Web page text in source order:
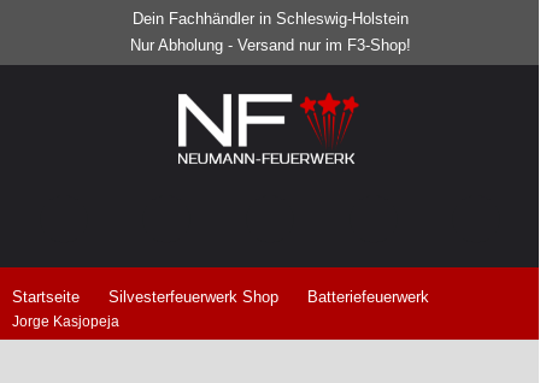
Dein Fachhändler in Schleswig-Holstein
Nur Abholung - Versand nur im F3-Shop!
Startseite Silvesterfeuerwerk Shop Batteriefeuerwerk
Jorge Kasjopeja